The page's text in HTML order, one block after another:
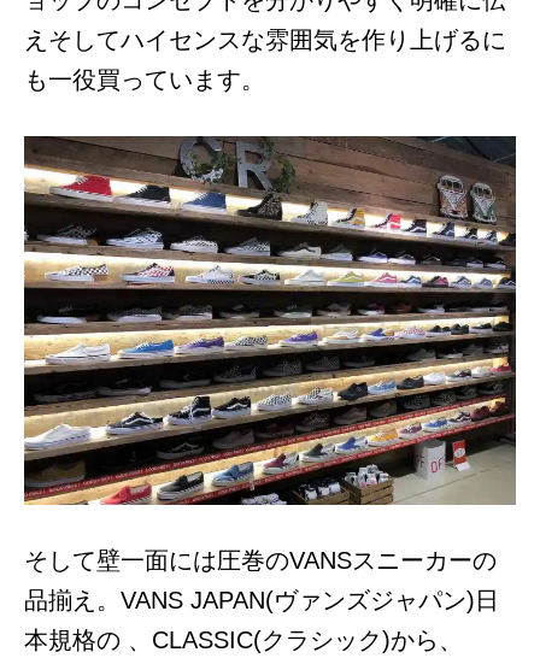
えそしてハイセンスな雰囲気を作り上げるに
も一役買っています。
そして壁一面には圧巻のVANSスニーカーの
品揃え。VANS JAPAN(ヴァンズジャパン)日
本規格の 、CLASSIC(クラシック)から、